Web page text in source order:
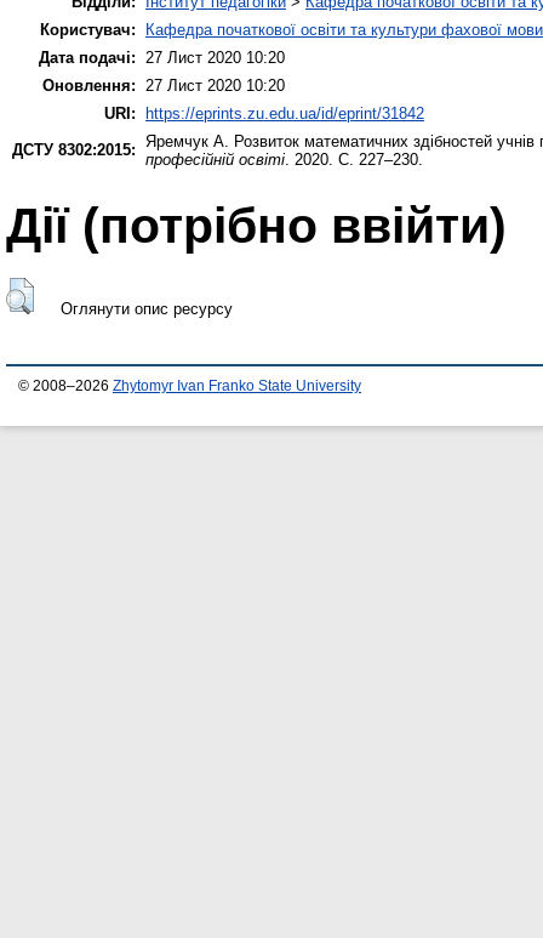
Користувач:
Кафедра початкової освіти та культури фахової мови
Дата подачі:
27 Лист 2020 10:20
Оновлення:
27 Лист 2020 10:20
URI: https://eprints.zu.edu.ua/id/eprint/31842
ДСТУ 8302:2015:
Яремчук А. Розвиток математичних здібностей
професійній освіті . 2020. С. 227–230.
Дії ​​(потрібно ввійти)
Оглянути опис ресурсу
© 2008–2026 Zhytomyr Ivan Franko State University